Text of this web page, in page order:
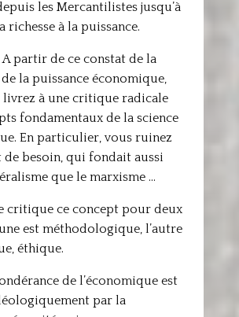
les Mercantilistes jusqu’à
richesse à la puissance.
A partir de ce constat de la
la puissance économique,
livrez à une critique radicale
fondamentaux de la science
En particulier, vous ruinez
de besoin, qui fondait aussi
que le marxisme …
critique ce concept pour deux
est méthodologique, l’autre
éthique.
de l’économique est
par la